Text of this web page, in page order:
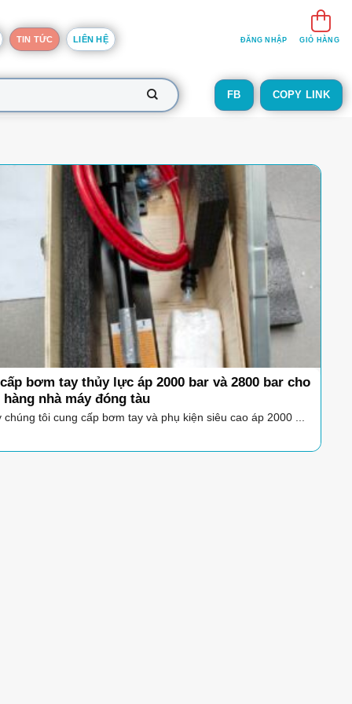
TIN TỨC LIÊN HỆ ĐĂNG NHẬP GIỎ HÀNG
FB COPY LINK
bơm tay thủy lực áp 2000 bar và 2800 bar cho
hàng nhà máy đóng tàu
chúng tôi cung cấp bơm tay và phụ kiện siêu cao áp 2000 ...